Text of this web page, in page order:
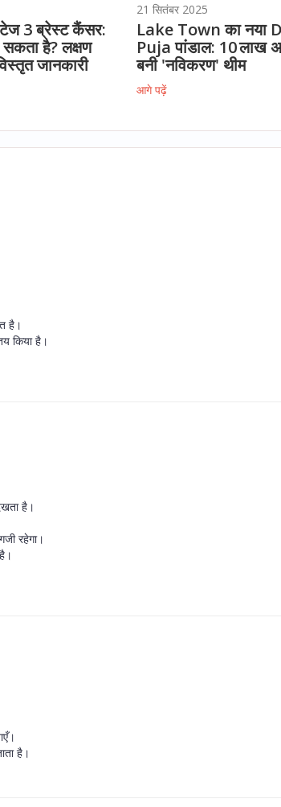
3 ब्रेस्ट कैंसर:
सकता है? लक्षण
जानकारी
21 सितंबर 2025
Lake Town का नया
Puja पांडाल: 10 लाख
बनी 'नविकरण' थीम
आगे पढ़ें
है।
किया है।
है।
रहेगा।
है।